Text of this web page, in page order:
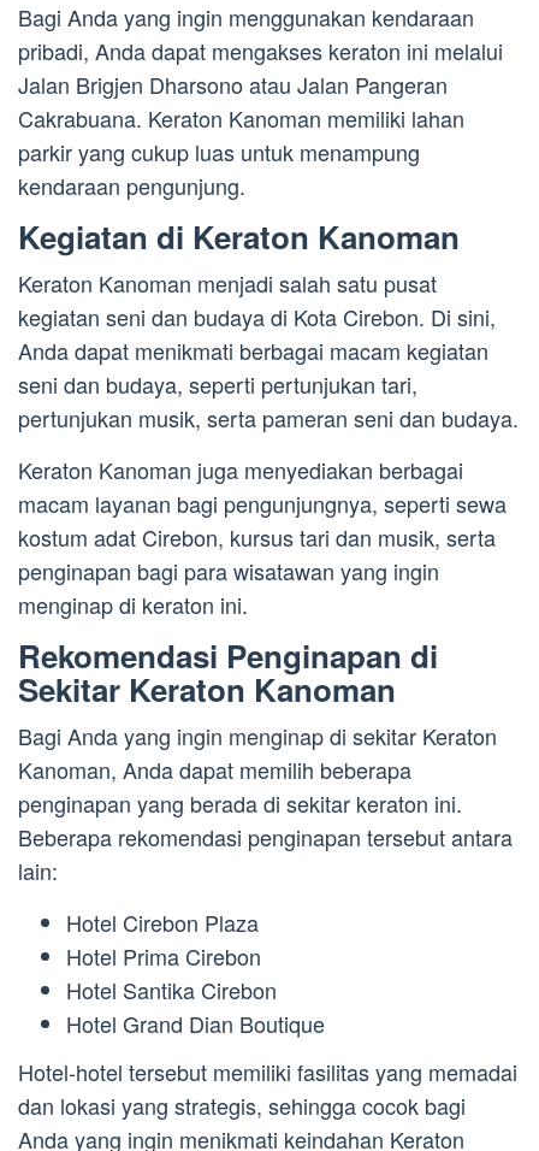
Bagi Anda yang ingin menggunakan kendaraan
pribadi, Anda dapat mengakses keraton ini melalui
Jalan Brigjen Dharsono atau Jalan Pangeran
Cakrabuana. Keraton Kanoman memiliki lahan
parkir yang cukup luas untuk menampung
kendaraan pengunjung.
Kegiatan di Keraton Kanoman
Keraton Kanoman menjadi salah satu pusat
kegiatan seni dan budaya di Kota Cirebon. Di sini,
Anda dapat menikmati berbagai macam kegiatan
seni dan budaya, seperti pertunjukan tari,
pertunjukan musik, serta pameran seni dan budaya.
Keraton Kanoman juga menyediakan berbagai
macam layanan bagi pengunjungnya, seperti sewa
kostum adat Cirebon, kursus tari dan musik, serta
penginapan bagi para wisatawan yang ingin
menginap di keraton ini.
Rekomendasi Penginapan di
Sekitar Keraton Kanoman
Bagi Anda yang ingin menginap di sekitar Keraton
Kanoman, Anda dapat memilih beberapa
penginapan yang berada di sekitar keraton ini.
Beberapa rekomendasi penginapan tersebut antara
lain:
Hotel Cirebon Plaza
Hotel Prima Cirebon
Hotel Santika Cirebon
Hotel Grand Dian Boutique
Hotel-hotel tersebut memiliki fasilitas yang memadai
dan lokasi yang strategis, sehingga cocok bagi
Anda yang ingin menikmati keindahan Keraton